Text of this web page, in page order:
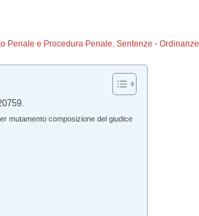
Penale e Procedura Penale,Sentenze - Ordinanze
mutamento composizione del giudice